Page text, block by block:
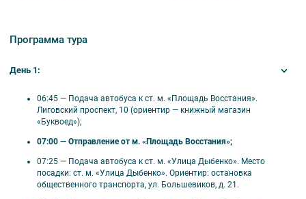
Лахти.
Экстра:Космос.
🗺️ Маршрут
Программа тура
День 1:
06:45 — Подача автобуса к ст. м. «Площадь Восстания».
Лиговский проспект, 10 (ориентир — книжный магазин
«Буквоед»);
07:00 — Отправление от м. «Площадь Восстания»;
07:25 — Подача автобуса к ст. м. «Улица Дыбенко». Место
посадки: ст. м. «Улица Дыбенко». Ориентир: остановка
общественного транспорта, ул. Большевиков, д. 21.